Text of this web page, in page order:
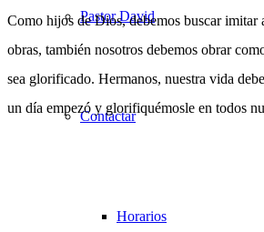
Pastor David
Contactar
Horarios
Como hijos de Dios, debemos buscar imitar
obras, también nosotros debemos obrar
sea glorificado. Hermanos, nuestra vida
un día empezó y glorifiquémosle en todos